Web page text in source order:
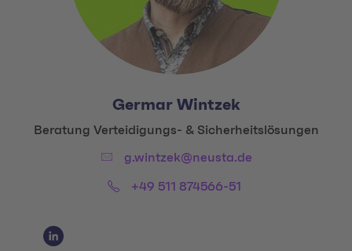
Germar Wintzek
Title:
Beratung Verteidigungs- & Sicherheitslösungen
Email:g.wintzek@neusta.de
Phone:+49 511 874566-51
Social Media Links
Social Media Link 1